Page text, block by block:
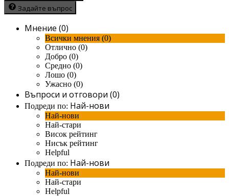
Задайте въпрос
Мнение (0)
Всички мнения (0)
Отлично (0)
Добро (0)
Средно (0)
Лошо (0)
Ужасно (0)
Въпроси и отговори (0)
Подреди по: Най-нови
Най-нови
Най-стари
Висок рейтинг
Нисък рейтинг
Helpful
Подреди по: Най-нови
Най-нови
Най-стари
Helpful